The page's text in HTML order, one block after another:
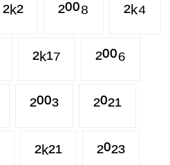
²ᵏ² ²⁰⁰⁸ ²ᵏ⁴
²ᵏ¹⁷ ²⁰⁰⁶
²⁰⁰³ ²⁰²¹
²ᵏ²¹ ²⁰²³